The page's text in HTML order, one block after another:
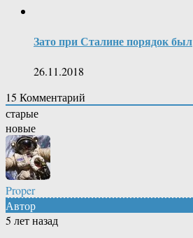
Зато при Сталине порядок был
26.11.2018
15 Комментарий
старые
новые
Proper
Автор
5 лет назад